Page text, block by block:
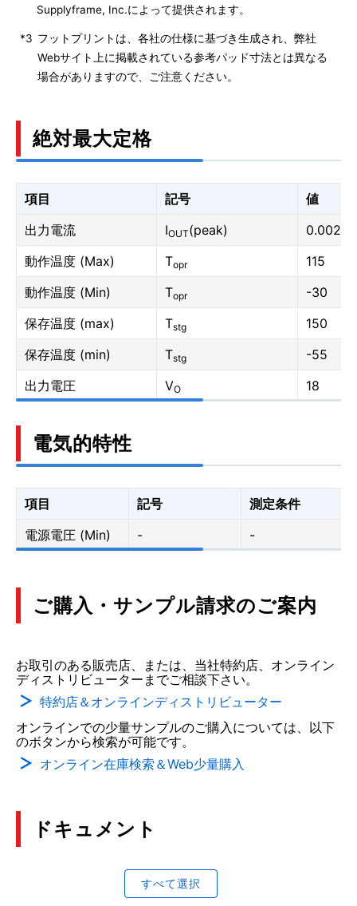
Supplyframe, Inc.によって提供されます。
*3 フットプリントは、各社の仕様に基づき生成され、弊社
Webサイト上に掲載されている参考パッド寸法とは異なる
場合がありますので、ご注意ください。
絶対最大定格
項目 記号
値
出力電流
IOUT(peak)
0.002
動作温度 (Max)
Topr
115
動作温度 (Min)
Topr
-30
保存温度 (max)
Tstg
150
保存温度 (min)
Tstg
-55
出力電圧
VO 18
電気的特性
項目 記号
測定条件
電源電圧 (Min)
- -
ご購入・サンプル請求のご案内
お取引のある販売店、または、当社特約店、オンライン
ディストリビューターまでご相談下さい。
特約店＆オンラインディストリビューター
オンラインでの少量サンプルのご購入については、以下
のボタンから検索が可能です。
オンライン在庫検索＆Web少量購入
ドキュメント
すべて選択